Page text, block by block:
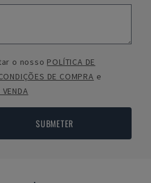
o nosso POLÍTICA DE
DE COMPRA e
SUBMETER